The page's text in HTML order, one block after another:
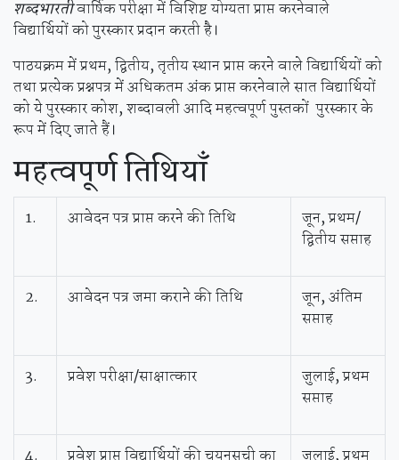
शब्दभारतीवार्षिक परीक्षा में विशिष्ट योग्यता प्राप्त करनेवाले
विद्यार्थियों को पुरस्कार प्रदान करती है।
पाठयक्रम में प्रथम, द्वितीय, तृतीय स्थान प्राप्त करने वाले विद्यार्थियों को
तथा प्रत्येक प्रश्नपत्र में अधिकतम अंक प्राप्त करनेवाले सात विद्यार्थियों
को ये पुरस्कार कोश, शब्दावली आदि महत्वपूर्ण पुस्तकों पुरस्‍कार के
रूप में दिए जाते हैं।
महत्वपूर्णतिथियाँ
1. आवेदन पत्र प्राप्त करने की तिथि
जून, प्रथम/
द्वितीय सप्ताह
2. आवेदन पत्र जमा कराने की तिथि
जून, अंतिम
सप्ताह
3. प्रवेश परीक्षा/साक्षात्‍कार
जुलाई, प्रथम
सप्ताह